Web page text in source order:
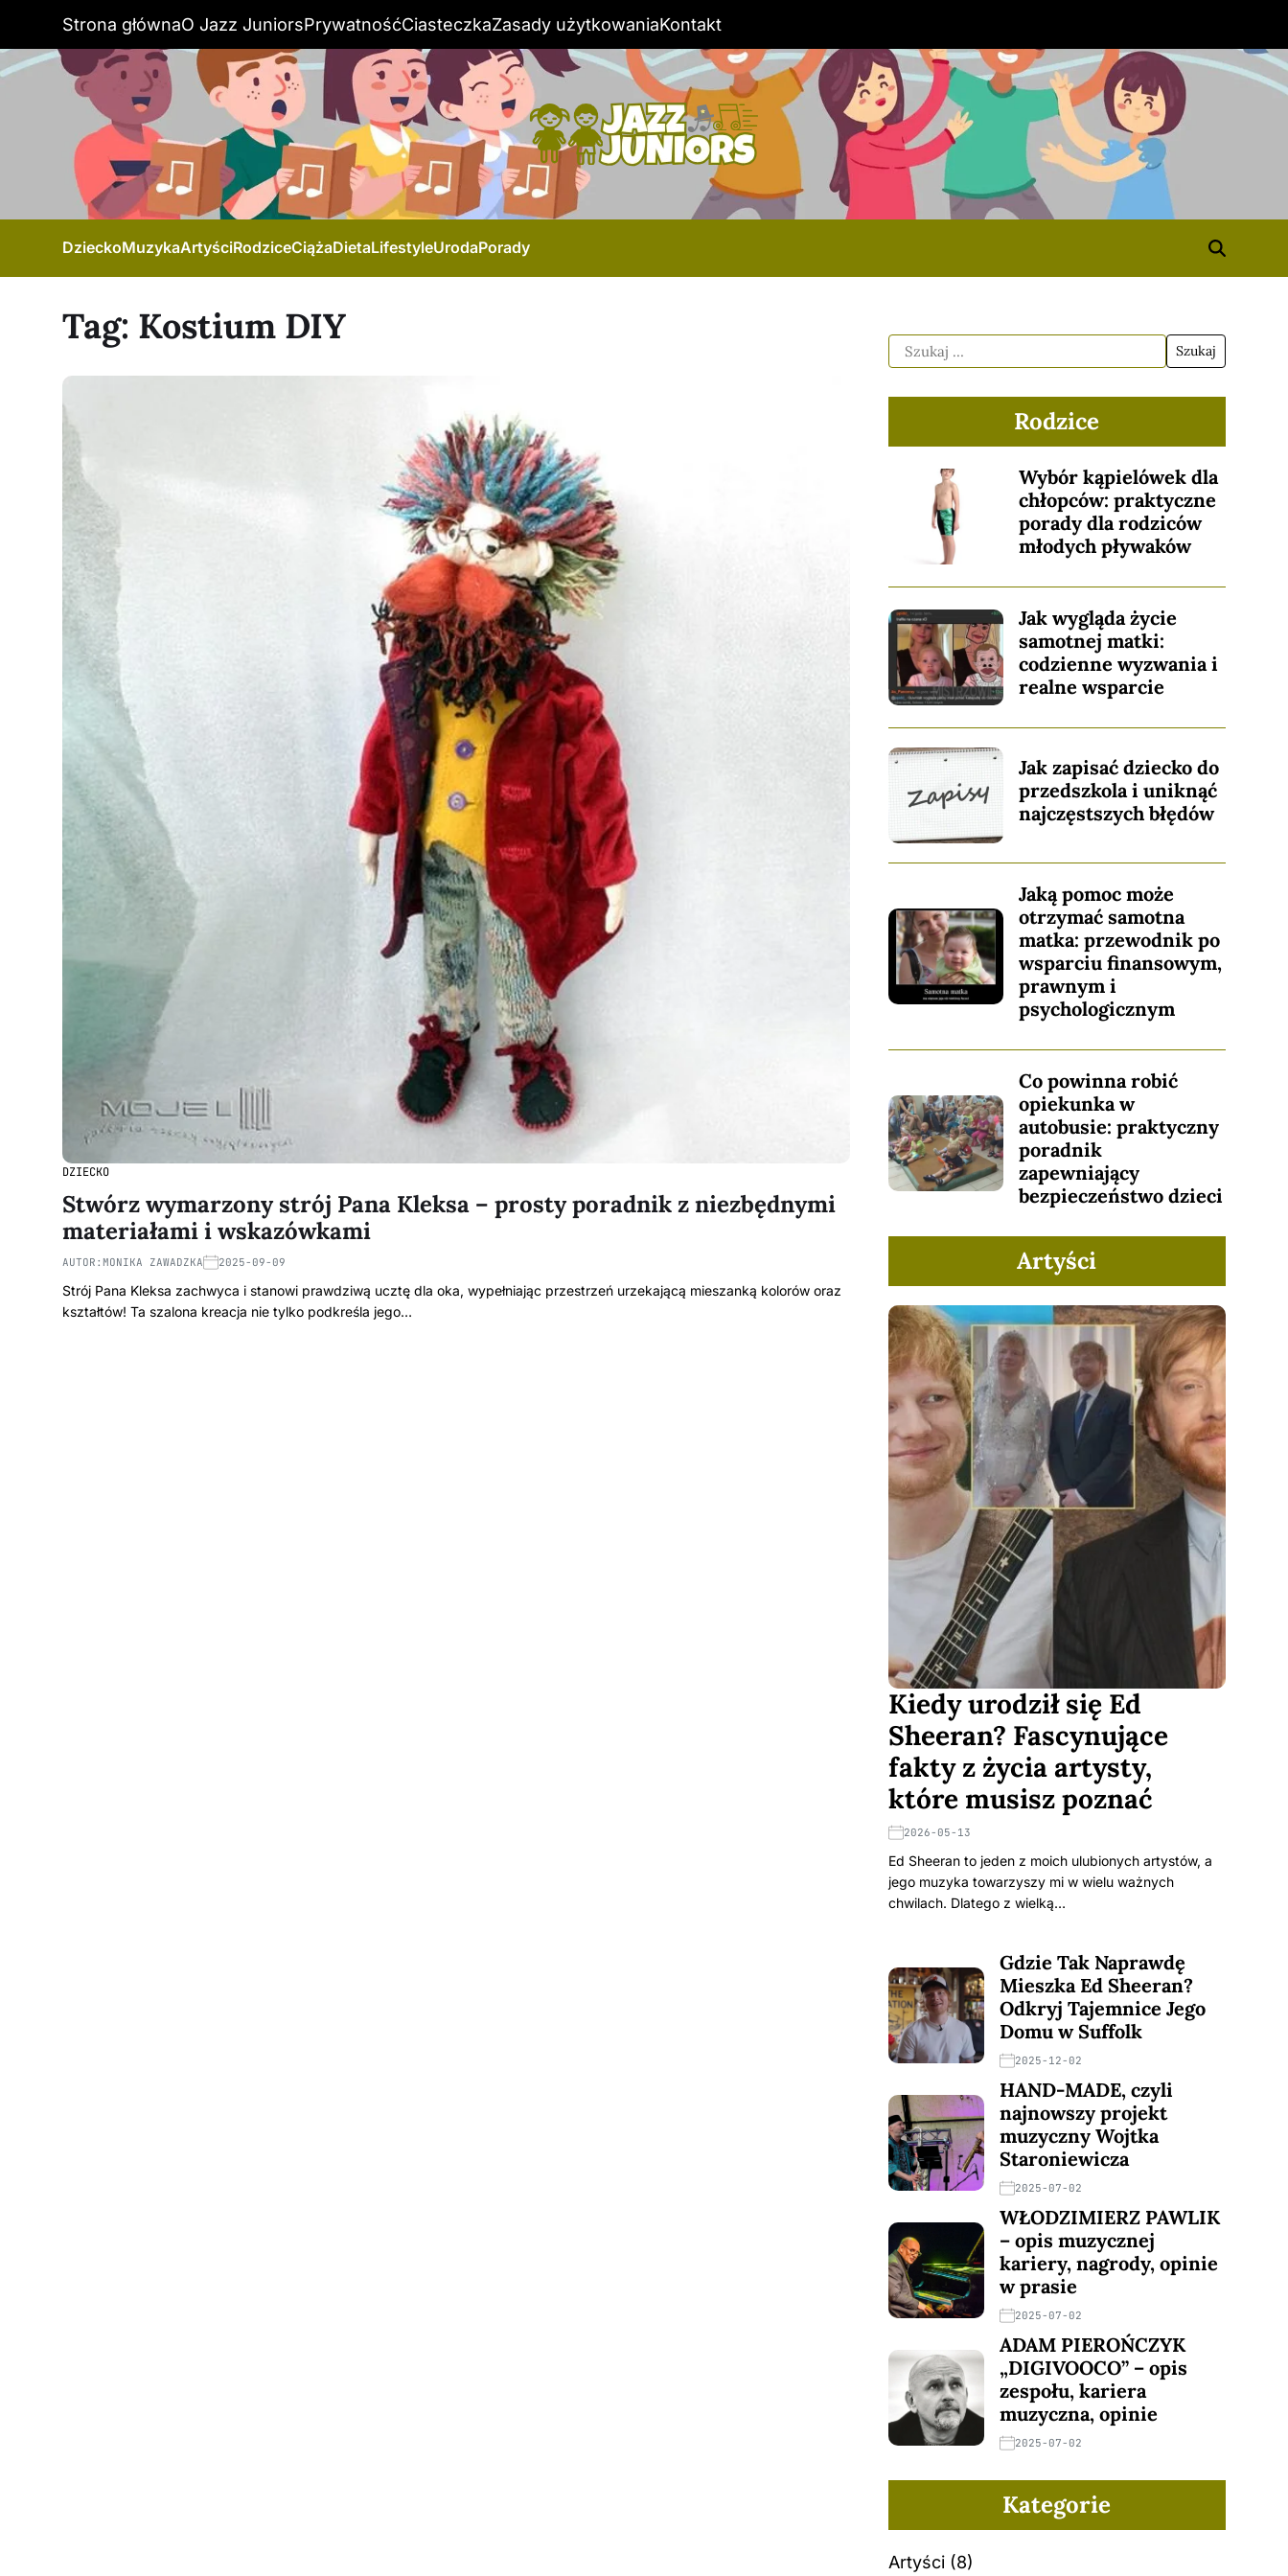
Strona głównaO Jazz JuniorsPrywatnośćCiasteczkaZasady użytkowaniaKontakt
DzieckoMuzykaArtyściRodziceCiążaDietaLifestyleUrodaPorady
Tag: Kostium DIY
DZIECKO
Stwórz wymarzony strój Pana Kleksa – prosty poradnik z niezbędnymi
materiałami i wskazówkami
AUTOR: MONIKA ZAWADZKA 2025-09-09
Strój Pana Kleksa zachwyca i stanowi prawdziwą ucztę dla oka, wypełniając przestrzeń urzekającą mieszanką kolorów oraz
kształtów! Ta szalona kreacja nie tylko podkreśla jego…
Rodzice
Wybór kąpielówek dla
chłopców: praktyczne
porady dla rodziców
młodych pływaków
Jak wygląda życie
samotnej matki:
codzienne wyzwania i
realne wsparcie
Jak zapisać dziecko do
przedszkola i uniknąć
najczęstszych błędów
Jaką pomoc może
otrzymać samotna
matka: przewodnik po
wsparciu finansowym,
prawnym i
psychologicznym
Co powinna robić
opiekunka w
autobusie: praktyczny
poradnik
zapewniający
bezpieczeństwo dzieci
Artyści
Kiedy urodził się Ed
Sheeran? Fascynujące
fakty z życia artysty,
które musisz poznać
2026-05-13
Ed Sheeran to jeden z moich ulubionych artystów, a
jego muzyka towarzyszy mi w wielu ważnych
chwilach. Dlatego z wielką…
Gdzie Tak Naprawdę
Mieszka Ed Sheeran?
Odkryj Tajemnice Jego
Domu w Suffolk
2025-12-02
HAND-MADE, czyli
najnowszy projekt
muzyczny Wojtka
Staroniewicza
2025-07-02
WŁODZIMIERZ PAWLIK
– opis muzycznej
kariery, nagrody, opinie
w prasie
2025-07-02
ADAM PIEROŃCZYK
„DIGIVOOCO” – opis
zespołu, kariera
muzyczna, opinie
2025-07-02
Kategorie
Artyści(8)